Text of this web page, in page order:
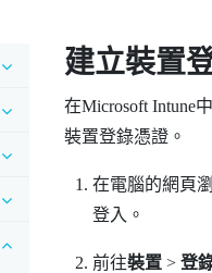
建立裝置
在Microsoft Intune
裝置登錄憑證。
在電腦的網頁
登入。
前往裝置> 登